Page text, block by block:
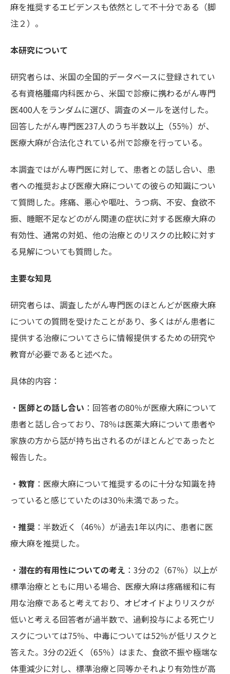
麻を推奨するエビデンスも依然として不十分である（脚
注２）。
本研究について
研究者らは、米国の全国的データベースに登録されてい
る有資格腫瘍内科医から、米国で診療に携わるがん専門
医400人をランダムに選び、調査のメールを送付した。
回答したがん専門医237人のうち半数以上（55％）が、
医療大麻が合法化されている州で診療を行っている。
本調査ではがん専門医に対して、患者との話し合い、患
者への推奨および医療大麻についての彼らの知識につい
て質問した。疼痛、悪心や嘔吐、うつ病、不安、食欲不
振、睡眠不足などのがん関連の症状に対する医療大麻の
有効性、通常の対処、他の治療とのリスクの比較に対す
る見解についても質問した。
主要な知見
研究者らは、調査したがん専門医のほとんどが医療大麻
についての質問を受けたことがあり、多くはがん患者に
提供する治療についてさらに情報提供するための研究や
教育が必要であると述べた。
具体的内容：
・ 医師との話し合い ：回答者の80％が医療大麻について
患者と話し合っており、78％は医薬大麻について患者や
家族の方から話が持ち出されるのがほとんどであったと
報告した。
・ 教育 ：医療大麻について推奨するのに十分な知識を持
っていると感じていたのは30％未満であった。
・ 推奨 ：半数近く（46％）が過去1年以内に、患者に医
療大麻を推奨した。
・ 潜在的有用性についての考え ：3分の2（67％）以上が
標準治療とともに用いる場合、医療大麻は疼痛緩和に有
用な治療であると考えており、オピオイドよりリスクが
低いと考える回答者が過半数で、過剰投与による死亡リ
スクについては75％、中毒については52％が低リスクと
答えた。3分の2近く（65％）はまた、食欲不振や極端な
体重減少に対し、標準治療と同等かそれより有効性が高